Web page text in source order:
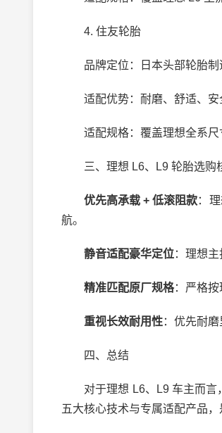
4. 住友轮胎
品牌定位：日本头部轮胎制
适配优势：耐磨、舒适、安
适配规格：覆盖理想全系尺
三、理想 L6、L9 轮胎选购
优先高承载 + 低滚阻款：
航。
静音适配豪华定位：理想
精准匹配原厂规格：严格按
重视长效耐用性：优先耐
四、总结
对于理想 L6、L9 车主而言，
五大核心技术与专属适配产品，